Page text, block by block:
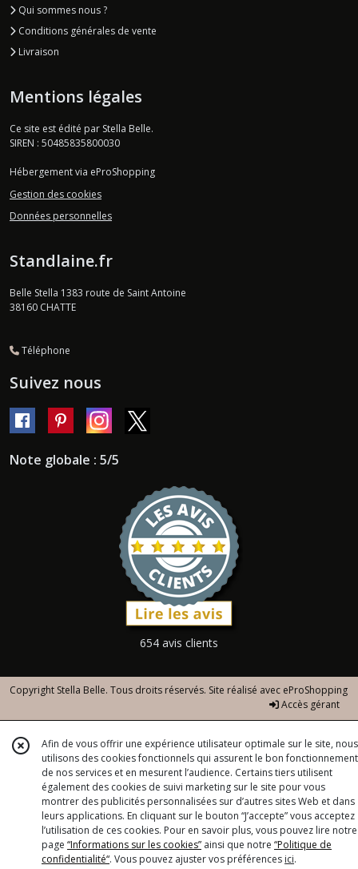
Qui sommes nous ?
Conditions générales de vente
Livraison
Mentions légales
Ce site est édité par Stella Belle.
SIREN : 50485835800030
Hébergement via eProShopping
Gestion des cookies
Données personnelles
Standlaine.fr
Belle Stella 1383 route de Saint Antoine
38160 CHATTE
Téléphone
Suivez nous
Note globale : 5/5
654 avis clients
Copyright Stella Belle. Tous droits réservés. Site réalisé avec eProShopping
Accès gérant
Afin de vous offrir une expérience utilisateur optimale sur le site, nous
utilisons des cookies fonctionnels qui assurent le bon fonctionnement
de nos services et en mesurent l’audience. Certains tiers utilisent
également des cookies de suivi marketing sur le site pour vous
montrer des publicités personnalisées sur d’autres sites Web et dans
leurs applications. En cliquant sur le bouton “J’accepte” vous acceptez
l’utilisation de ces cookies. Pour en savoir plus, vous pouvez lire notre
page “Informations sur les cookies” ainsi que notre “Politique de
confidentialité“. Vous pouvez ajuster vos préférences ici.